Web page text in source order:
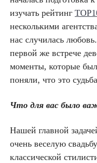
изучать рейтинг
несколькими
нас случилась
первой же встрече
моменты, которые
поняли, что это
Что для вас было
Нашей главной
очень веселую
классической